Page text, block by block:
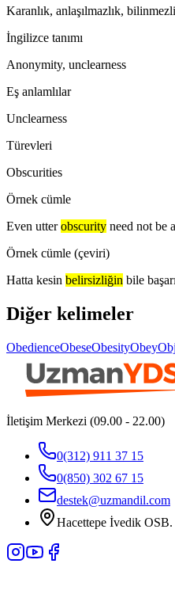
Karanlık, anlaşılmazlık,
İngilizce tanımı
Anonymity, unclearness
Eş anlamlılar
Unclearness
Türevleri
Obscurities
Örnek cümle
Even utter obscurity need not be
Örnek cümle (çeviri)
Hatta kesin belirsizliğin bile
Diğer kelimeler
ObedienceObeseObesityObey
İletişim Merkezi (09.00 - 22.00)
0(312) 911 37 15
0(850) 302 67 15
destek@uzmandil.com
Hacettepe İvedik